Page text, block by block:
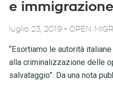
e
luglio 23, 2019 - OPEN
“Esortiamo le autorità
alla criminalizzazione delle
salvataggio”. Da una nota